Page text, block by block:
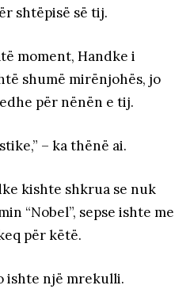
shtëpisë së tij.
moment, Handke i
shumë mirënjohës, jo
për nënën e tij.
– ka thënë ai.
kishte shkrua se nuk
“Nobel”, sepse ishte me
për këtë.
ishte një mrekulli.